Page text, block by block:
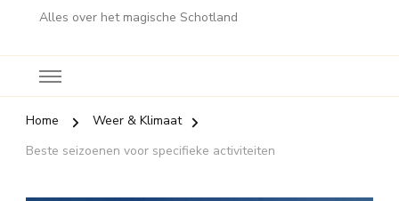
Alles over het magische Schotland
Home
Weer & Klimaat
Beste seizoenen voor specifieke activiteiten